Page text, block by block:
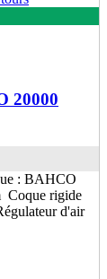
20000
: BAHCO
Coque rigide
d'air